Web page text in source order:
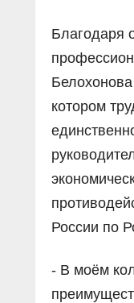
Благодаря
котором
России по
- В моём